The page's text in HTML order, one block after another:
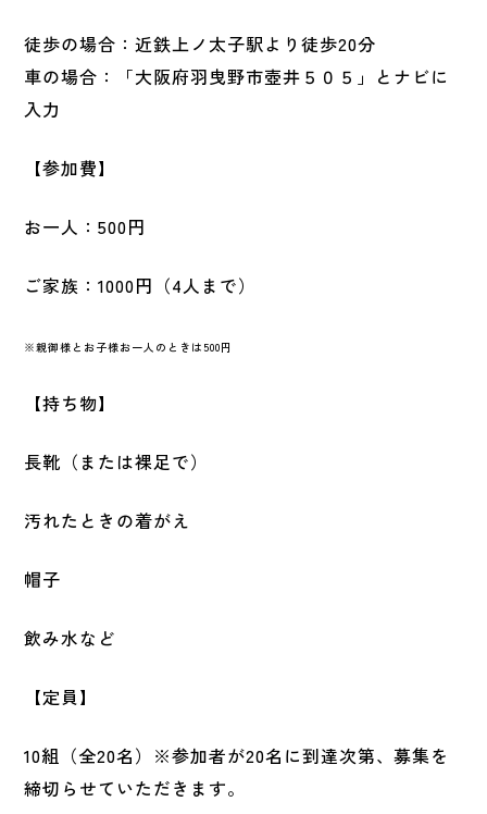
徒歩の場合：近鉄上ノ太子駅より徒歩20分
車の場合：「大阪府羽曳野市壺井５０５」とナビに
入力
【参加費】
お一人：500円
ご家族：1000円（4人まで）
※親御様とお子様お一人のときは500円
【持ち物】
長靴（または裸足で）
汚れたときの着がえ
帽子
飲み水など
【定員】
10組（全20名）※参加者が20名に到達次第、募集を
締切らせていただきます。